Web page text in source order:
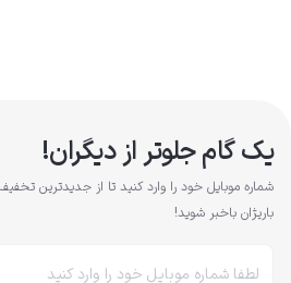
یک گام جلوتر از دیگران!
شماره موبایل خود را وارد کنید تا از جدیدترین
باریژان باخبر شوید!